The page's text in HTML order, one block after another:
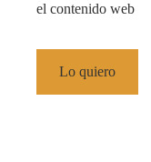
el contenido web
Lo quiero